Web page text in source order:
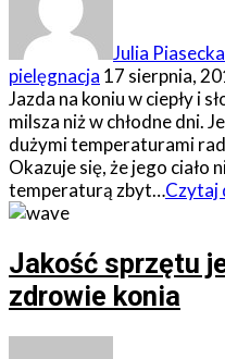
Julia Piasecka
pielęgnacja 17 sierpnia,
Jazda na koniu w ciepły i
milsza niż w chłodne dni.
dużymi temperaturami
Okazuje się, że jego ciało
temperaturą zbyt…Czytaj
Jakość sprzętu
zdrowie konia